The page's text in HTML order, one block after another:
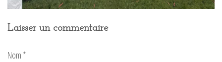
Laisser un commentaire
Nom *